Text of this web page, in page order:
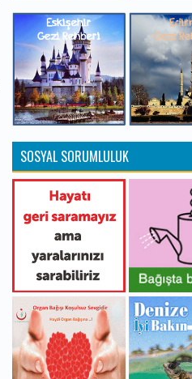
SOSYAL SORUMLULUK